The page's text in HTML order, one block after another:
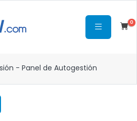
0
- Panel de Autogestión